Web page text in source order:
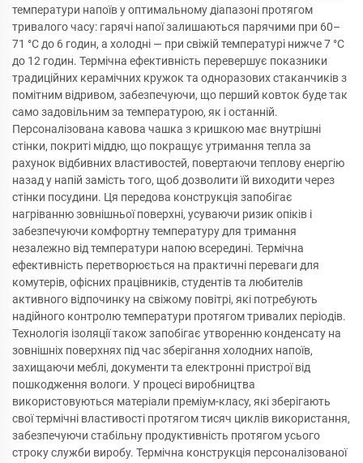
температури напоїв у оптимальному діапазоні протягом
тривалого часу: гарячі напої залишаються парячими при 60–
71 °C до 6 годин, а холодні — при свіжій температурі нижче 7 °C
до 12 годин. Термічна ефективність перевершує показники
традиційних керамічних кружок та одноразових стаканчиків з
помітним відривом, забезпечуючи, що перший ковток буде так
само задовільним за температурою, як і останній.
Персоналізована кавова чашка з кришкою має внутрішні
стінки, покриті міддю, що покращує утримання тепла за
рахунок відбивних властивостей, повертаючи теплову енергію
назад у напій замість того, щоб дозволити їй виходити через
стінки посудини. Ця передова конструкція запобігає
нагріванню зовнішньої поверхні, усуваючи ризик опіків і
забезпечуючи комфортну температуру для тримання
незалежно від температури напою всередині. Термічна
ефективність перетворюється на практичні переваги для
комутерів, офісних працівників, студентів та любителів
активного відпочинку на свіжому повітрі, які потребують
надійного контролю температури протягом тривалих періодів.
Технологія ізоляції також запобігає утворенню конденсату на
зовнішніх поверхнях під час зберігання холодних напоїв,
захищаючи меблі, документи та електронні пристрої від
пошкодження вологи. У процесі виробництва
використовуються матеріали преміум-класу, які зберігають
свої термічні властивості протягом тисяч циклів використання,
забезпечуючи стабільну продуктивність протягом усього
строку служби виробу. Термічна конструкція персоналізованої